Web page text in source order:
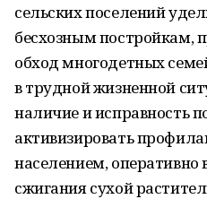
сельских поселений
бесхозным постройкам,
обход многодетных
в трудной жизненной
наличие и исправность
активизировать
населением,
сжигания сухой